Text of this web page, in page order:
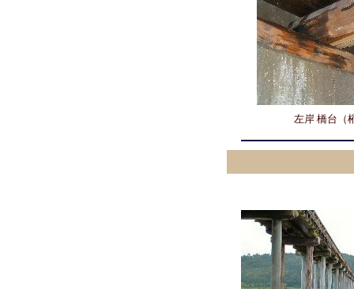
左岸 橋台（